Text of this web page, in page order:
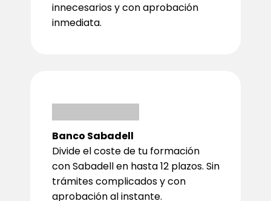
innecesarios y con aprobación
inmediata.
Banco Sabadell
Divide el coste de tu formación
con Sabadell en hasta 12 plazos. Sin
trámites complicados y con
aprobación al instante.